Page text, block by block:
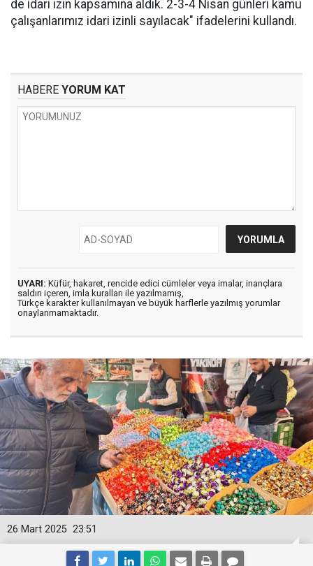
de idari izin kapsamına aldık. 2-3-4 Nisan günleri kamu
çalışanlarımız idari izinli sayılacak" ifadelerini kullandı.
HABERE YORUM KAT
UYARI: Küfür, hakaret, rencide edici cümleler veya imalar, inançlara
saldırı içeren, imla kuralları ile yazılmamış,
Türkçe karakter kullanılmayan ve büyük harflerle yazılmış yorumlar
onaylanmamaktadır.
23:51
26 Mart 2025